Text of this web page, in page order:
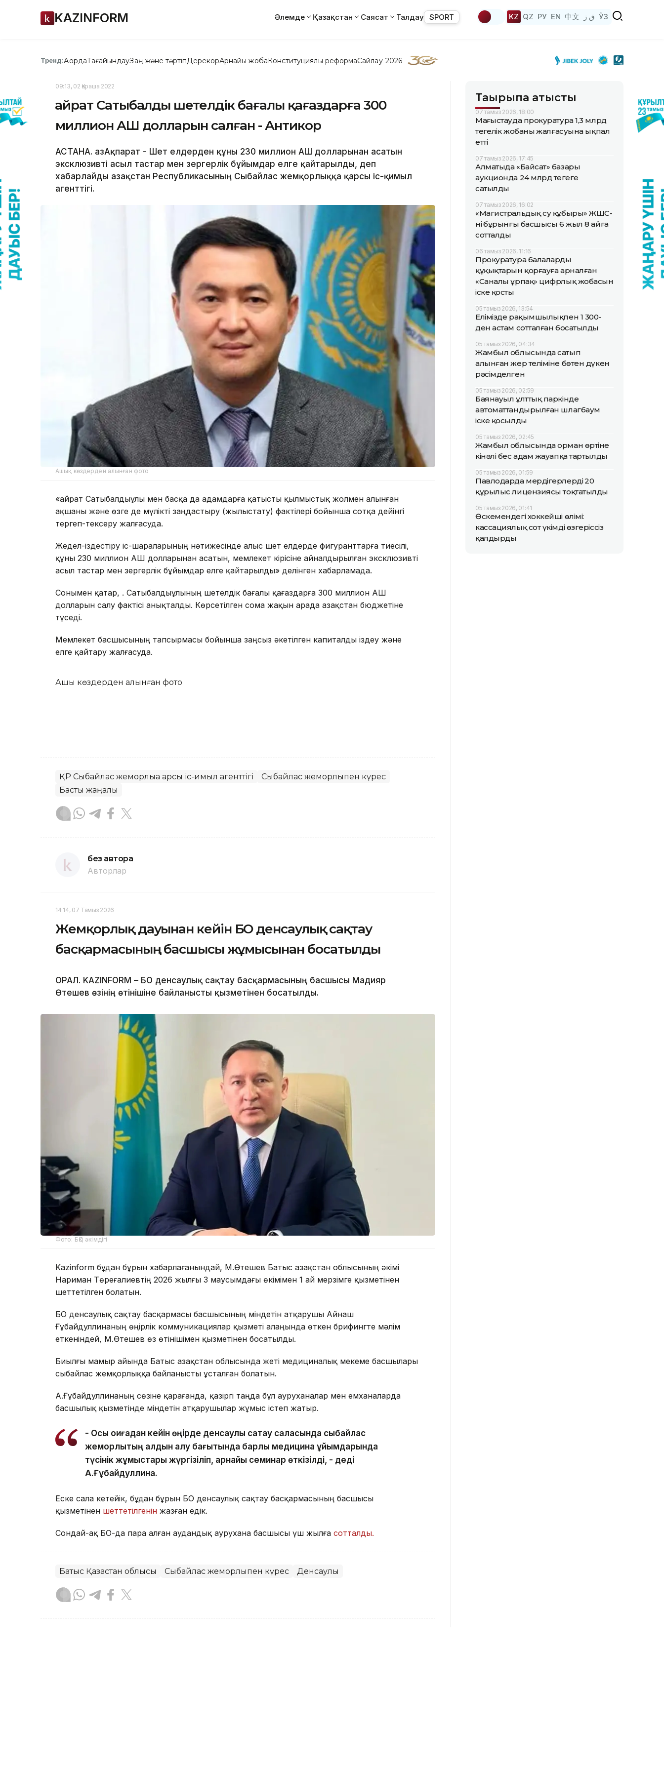
KAZINFORM Әлемде Қазақстан Саясат Талдау SPORT KZ QZ РУ EN 中文 ق ز ЎЗ
Тренд:АқордаТағайындауЗаң және тәртіпДерекқорАрнайы жобаКонституциялық реформаСайлау-2026
09:13, 02 Қараша 2022
Қайрат Сатыбалды шетелдік бағалы қағаздарға 300
миллион АҚШ долларын салған - Антикор
АСТАНА. ҚазАқпарат - Шет елдерден құны 230 миллион АҚШ долларынан асатын
эксклюзивті асыл тастар мен зергерлік бұйымдар елге қайтарылды, деп
хабарлайды Қазақстан Республикасының Сыбайлас жемқорлыққа қарсы іс-қимыл
агенттігі.
Ашық көздерден алынған фото
«Қайрат Сатыбалдыұлы мен басқа да адамдарға қатысты қылмыстық жолмен алынған
ақшаны және өзге де мүлікті заңдастыру (жылыстату) фактілері бойынша сотқа дейінгі
тергеп-тексеру жалғасуда.
Жедел-іздестіру іс-шараларының нәтижесінде алыс шет елдерде фигуранттарға тиесілі,
құны 230 миллион АҚШ долларынан асатын, мемлекет кірісіне айналдырылған эксклюзивті
асыл тастар мен зергерлік бұйымдар елге қайтарылды» делінген хабарламада.
Сонымен қатар, Қ. Сатыбалдыұлының шетелдік бағалы қағаздарға 300 миллион АҚШ
долларын салу фактісі анықталды. Көрсетілген сома жақын арада Қазақстан бюджетіне
түседі.
Мемлекет басшысының тапсырмасы бойынша заңсыз әкетілген капиталды іздеу және
елге қайтару жалғасуда.
Ашық көздерден алынған фото
ҚР Сыбайлас жемқорлыққа қарсы іс-қимыл агенттігі
Сыбайлас жемқорлықпен күрес
Басты жаңалық
без автора
Авторлар
14:14, 07 Тамыз 2026
Жемқорлық дауынан кейін БҚО денсаулық сақтау
басқармасының басшысы жұмысынан босатылды
ОРАЛ. KAZINFORM – БҚО денсаулық сақтау басқармасының басшысы Мадияр
Өтешев өзінің өтінішіне байланысты қызметінен босатылды.
Фото: БҚО әкімдігі
Kazinform бұдан бұрын хабарлағанындай, М.Өтешев Батыс Қазақстан облысының әкімі
Нариман Төреғалиевтің 2026 жылғы 3 маусымдағы өкімімен 1 ай мерзімге қызметінен
шеттетілген болатын.
БҚО денсаулық сақтау басқармасы басшысының міндетін атқарушы Айнаш
Ғұбайдуллинаның өңірлік коммуникациялар қызметі алаңында өткен брифингте мәлім
еткеніндей, М.Өтешев өз өтінішімен қызметінен босатылды.
Биылғы мамыр айында Батыс Қазақстан облысында жеті медициналық мекеме басшылары
сыбайлас жемқорлыққа байланысты ұсталған болатын.
А.Ғұбайдуллинаның сөзіне қарағанда, қазіргі таңда бұл ауруханалар мен емханаларда
басшылық қызметінде міндетін атқарушылар жұмыс істеп жатыр.
- Осы оқиғадан кейін өңірде денсаулық сақтау саласында сыбайлас
жемқорлықтың алдын алу бағытында барлық медицина ұйымдарында
түсінік жұмыстары жүргізіліп, арнайы семинар өткізілді, - деді
А.Ғұбайдуллина.
Еске сала кетейік, бұдан бұрын БҚО денсаулық сақтау басқармасының басшысы
қызметінен шеттетілгенін жазған едік.
Сондай-ақ БҚО-да пара алған аудандық аурухана басшысы үш жылға сотталды.
Батыс Қазақстан облысы Сыбайлас жемқорлықпен күрес Денсаулық
Тақырыпқа қатысты
07 тамыз 2026, 18:00
Маңғыстауда прокуратура 1,3 млрд
теңгелік жобаның жалғасуына ықпал
етті
07 тамыз 2026, 17:45
Алматыда «Байсат» базары
аукционда 24 млрд теңгеге
сатылды
07 тамыз 2026, 16:02
«Магистральдық су құбыры» ЖШС-
нің бұрынғы басшысы 6 жыл 8 айға
сотталды
06 тамыз 2026, 11:16
Прокуратура балалардың
құқықтарын қорғауға арналған
«Саналы ұрпақ» цифрлық жобасын
іске қосты
05 тамыз 2026, 13:54
Елімізде рақымшылықпен 1 300-
ден астам сотталған босатылды
05 тамыз 2026, 04:34
Жамбыл облысында сатып
алынған жер теліміне бөтен дүкен
рәсімделген
05 тамыз 2026, 02:59
Баянауыл ұлттық паркінде
автоматтандырылған шлагбаум
іске қосылды
05 тамыз 2026, 02:45
Жамбыл облысында орман өртіне
кінәлі бес адам жауапқа тартылды
05 тамыз 2026, 01:59
Павлодарда мердігерлердің 20
құрылыс лицензиясы тоқтатылды
05 тамыз 2026, 01:41
Өскемендегі хоккейші өлімі:
кассациялық сот үкімді өзгеріссіз
қалдырды